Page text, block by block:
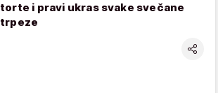
torte i pravi ukras svake svečane
trpeze